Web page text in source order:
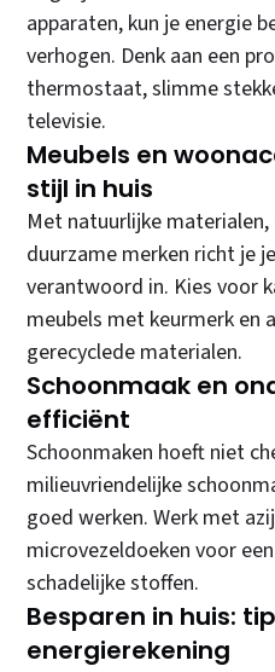
apparaten, kun je energie
verhogen. Denk aan een
thermostaat, slimme
televisie.
Meubels en
stijl in huis
Met natuurlijke
duurzame merken richt je
verantwoord in. Kies voor
meubels met keurmerk en
gerecyclede materialen.
Schoonmaak en
efficiënt
Schoonmaken hoeft niet
milieuvriendelijke
goed werken. Werk met
microvezeldoeken voor
schadelijke stoffen.
Besparen in huis:
energierekening